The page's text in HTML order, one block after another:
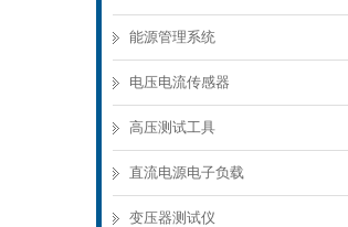
能源管理系统
电压电流传感器
高压测试工具
直流电源电子负载
变压器测试仪